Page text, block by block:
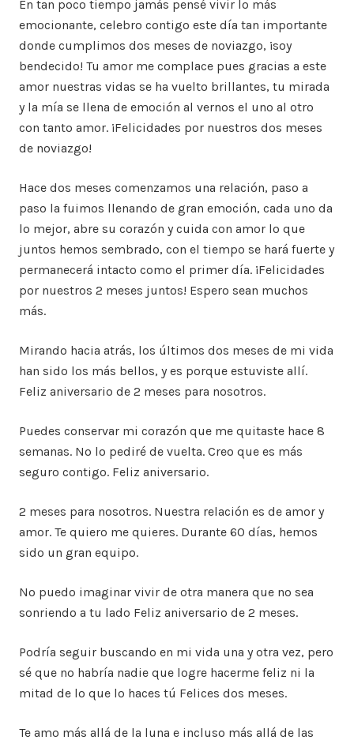
En tan poco tiempo jamás pensé vivir lo más
emocionante, celebro contigo este día tan importante
donde cumplimos dos meses de noviazgo, ¡soy
bendecido! Tu amor me complace pues gracias a este
amor nuestras vidas se ha vuelto brillantes, tu mirada
y la mía se llena de emoción al vernos el uno al otro
con tanto amor. ¡Felicidades por nuestros dos meses
de noviazgo!
Hace dos meses comenzamos una relación, paso a
paso la fuimos llenando de gran emoción, cada uno da
lo mejor, abre su corazón y cuida con amor lo que
juntos hemos sembrado, con el tiempo se hará fuerte y
permanecerá intacto como el primer día. ¡Felicidades
por nuestros 2 meses juntos! Espero sean muchos
más.
Mirando hacia atrás, los últimos dos meses de mi vida
han sido los más bellos, y es porque estuviste allí.
Feliz aniversario de 2 meses para nosotros.
Puedes conservar mi corazón que me quitaste hace 8
semanas. No lo pediré de vuelta. Creo que es más
seguro contigo. Feliz aniversario.
2 meses para nosotros. Nuestra relación es de amor y
amor. Te quiero me quieres. Durante 60 días, hemos
sido un gran equipo.
No puedo imaginar vivir de otra manera que no sea
sonriendo a tu lado Feliz aniversario de 2 meses.
Podría seguir buscando en mi vida una y otra vez, pero
sé que no habría nadie que logre hacerme feliz ni la
mitad de lo que lo haces tú Felices dos meses.
Te amo más allá de la luna e incluso más allá de las